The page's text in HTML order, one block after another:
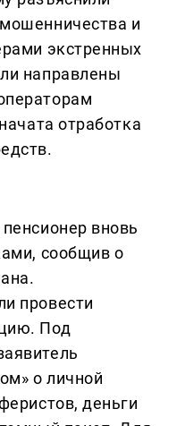
и
экстренных
направлены
отработка
вновь
сообщив о
провести
Под
о личной
деньги